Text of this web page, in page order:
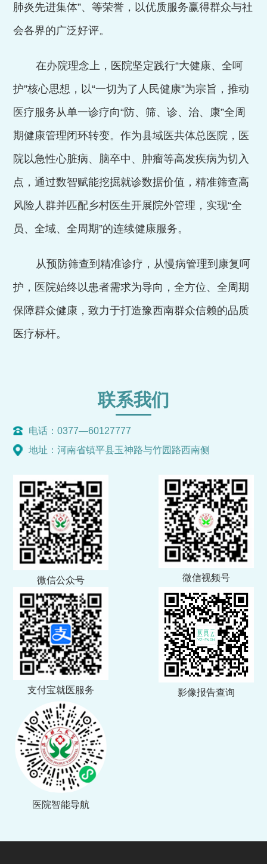
肺炎先进集体”、等荣誉，以优质服务赢得群众与社
会各界的广泛好评。
在办院理念上，医院坚定践行“大健康、全呵
护”核心思想，以“一切为了人民健康”为宗旨，推动
医疗服务从单一诊疗向“防、筛、诊、治、康”全周
期健康管理闭环转变。作为县域医共体总医院，医
院以急性心脏病、脑卒中、肿瘤等高发疾病为切入
点，通过数智赋能挖掘就诊数据价值，精准筛查高
风险人群并匹配乡村医生开展院外管理，实现“全
员、全域、全周期”的连续健康服务。
从预防筛查到精准诊疗，从慢病管理到康复呵
护，医院始终以患者需求为导向，全方位、全周期
保障群众健康，致力于打造豫西南群众信赖的品质
医疗标杆。
联系我们
电话：0377—60127777
地址：河南省镇平县玉神路与竹园路西南侧
微信公众号 微信视频号
支付宝就医服务 影像报告查询
医院智能导航